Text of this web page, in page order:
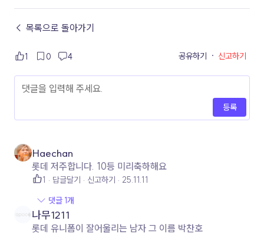
← 목록으로 돌아가기
1 0 4 공유하기 · 신고하기
등록
Haechan
롯데 저주합니다. 10등 미리축하해요
1 답글달기 신고하기
25.11.11
댓글 1개
나무1211
롯데 유니폼이 잘어울리는 남자 그 이름 박찬호